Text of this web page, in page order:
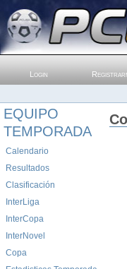
Login
EQUIPO
TEMPORADA
Calendario
Resultados
Clasificación
InterLiga
InterCopa
InterNovel
Copa